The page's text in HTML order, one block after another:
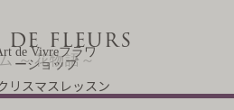
de fleurs
～花物語～